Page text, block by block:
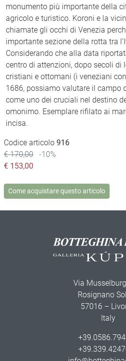
monumento più importante della
agricolo e turistico. Koroni e la
chiamate gli occhi di Venezia
importante sezione della rotta tra
Considerando che alla data
centro di attenzioni, dopo secoli di
cristiani e ottomani (i veneziani
1686, possiamo valutare il campo
come uno dei cruciali nel destino
omonimo. Esemplare rifilato ai
incisa.
Codice articolo 916
€ 170,00
-10%
€ 153,00
Come acquistare questo articolo
Via
Rosignano
57016 –
Italy